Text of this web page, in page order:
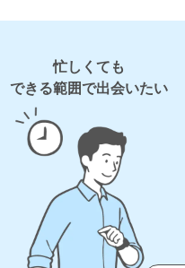
忙しくても
できる範囲で出会いたい